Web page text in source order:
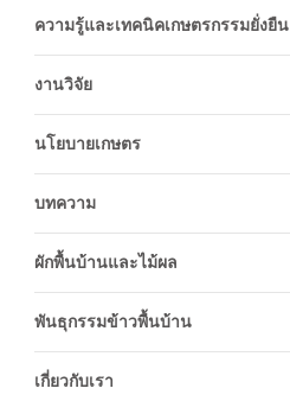
ความรู้และเทคนิคเกษตรกรรมยั่งยืน
งานวิจัย
นโยบายเกษตร
บทความ
ผักพื้นบ้านและไม้ผล
พันธุกรรมข้าวพื้นบ้าน
เกี่ยวกับเรา